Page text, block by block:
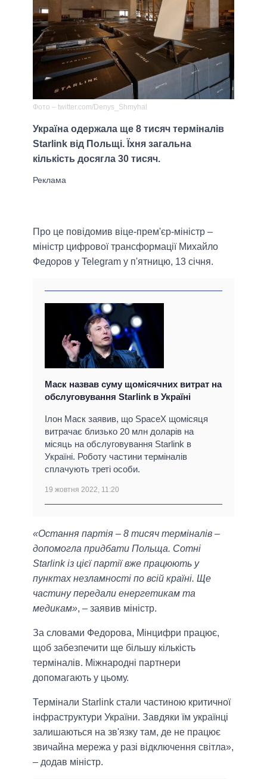
Фото – twitter.com/Denys_Shmyhal
Україна одержала ще 8 тисяч терміналів
Starlink від Польщі. Їхня загальна
кількість досягла 30 тисяч.
Про це повідомив віце-прем'єр-міністр –
міністр цифрової трансформації Михайло
Федоров у Telegram у п'ятницю, 13 січня.
Маск назвав суму щомісячних витрат на
обслуговування Starlink в Україні
Ілон Маск заявив, що SpaceX щомісяця
витрачає близько 20 млн доларів на
місяць на обслуговування Starlink в
Україні. Роботу частини терміналів
сплачують треті особи.
19 жовтня 2022, 11:20
«Остання партія – 8 тисяч терміналів –
допомогла придбати Польща. Сотні
Starlink із цієї партії вже працюють у
пунктах незламності по всій країні. Ще
частину передали енергетикам та
медикам», – заявив міністр.
За словами Федорова, Мінцифри працює,
щоб забезпечити ще більшу кількість
терміналів. Міжнародні партнери
допомагають у цьому.
Термінали Starlink стали частиною критичної
інфраструктури України. Завдяки їм українці
залишаються на зв'язку там, де не працює
звичайна мережа у разі відключення світла»,
– додав міністр.